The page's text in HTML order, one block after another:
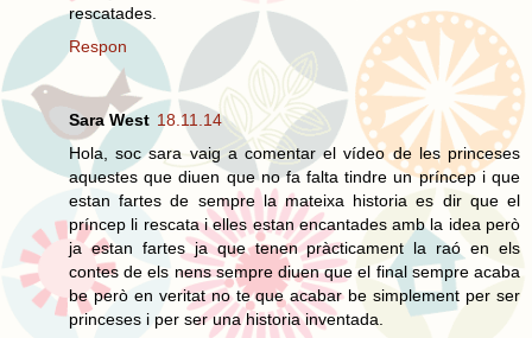
rescatades.
Respon
Sara West 18.11.14
Hola, soc sara vaig a comentar el vídeo de les princeses
aquestes que diuen que no fa falta tindre un príncep i que
estan fartes de sempre la mateixa historia es dir que el
príncep li rescata i elles estan encantades amb la idea però
ja estan fartes ja que tenen pràcticament la raó en els
contes de els nens sempre diuen que el final sempre acaba
be però en veritat no te que acabar be simplement per ser
princeses i per ser una historia inventada.